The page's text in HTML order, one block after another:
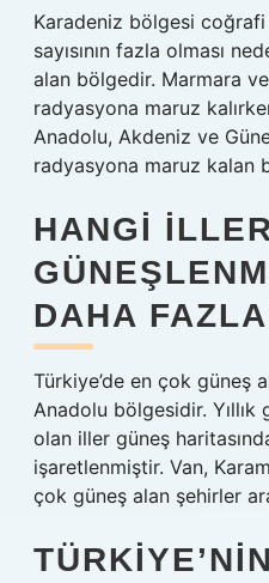
Karadeniz bölgesi coğrafi
sayısının fazla olması
alan bölgedir. Marmara
radyasyona maruz
Anadolu, Akdeniz ve
radyasyona maruz kalan
HANGI
DAHA
Türkiye’de en çok güneş
Anadolu bölgesidir. Yıllık
olan iller güneş
işaretlenmiştir. Van,
çok güneş alan şehirler